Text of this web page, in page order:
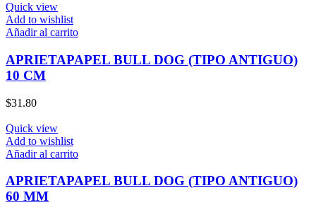
Quick view
Add to wishlist
Añadir al carrito
APRIETAPAPEL BULL DOG (TIPO ANTIGUO)
10 CM
$31.80
Quick view
Add to wishlist
Añadir al carrito
APRIETAPAPEL BULL DOG (TIPO ANTIGUO)
60 MM